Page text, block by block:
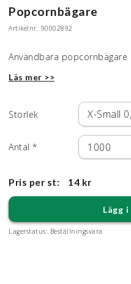
Popcornbägare
Artikelnr. 90002892
Användbara
Läs mer >>
Storlek
Antal *
Pris per st: 14 kr
Lägg
Lagerstatus: Beställningsvara